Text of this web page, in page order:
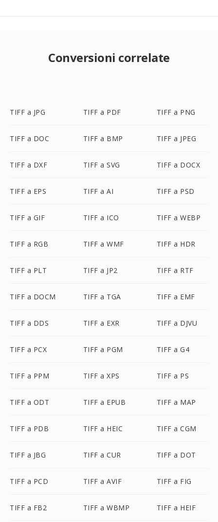
Conversioni correlate
TIFF a JPG TIFF a PDF TIFF a PNG
TIFF a DOC TIFF a BMP TIFF a JPEG
TIFF a DXF TIFF a SVG TIFF a DOCX
TIFF a EPS TIFF a AI TIFF a PSD
TIFF a GIF TIFF a ICO TIFF a WEBP
TIFF a RGB TIFF a WMF TIFF a HDR
TIFF a PLT TIFF a JP2 TIFF a RTF
TIFF a DOCM TIFF a TGA TIFF a EMF
TIFF a DDS TIFF a EXR TIFF a DJVU
TIFF a PCX TIFF a PGM TIFF a G4
TIFF a PPM TIFF a XPS TIFF a PS
TIFF a ODT TIFF a EPUB TIFF a MAP
TIFF a PDB TIFF a HEIC TIFF a CGM
TIFF a JBG TIFF a CUR TIFF a DOT
TIFF a PCD TIFF a AVIF TIFF a FIG
TIFF a FB2 TIFF a WBMP TIFF a HEIF